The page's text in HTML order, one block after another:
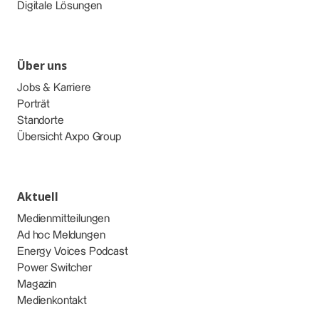
Digitale Lösungen
Über uns
Jobs & Karriere
Porträt
Standorte
Übersicht Axpo Group
Aktuell
Medienmitteilungen
Ad hoc Meldungen
Energy Voices Podcast
Power Switcher
Magazin
Medienkontakt